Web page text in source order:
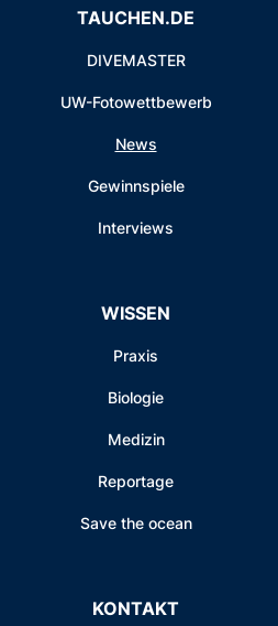
TAUCHEN.DE
DIVEMASTER
UW-Fotowettbewerb
News
Gewinnspiele
Interviews
WISSEN
Praxis
Biologie
Medizin
Reportage
Save the ocean
KONTAKT